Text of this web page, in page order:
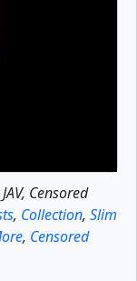
Censored
, Collection, Slim
, Censored